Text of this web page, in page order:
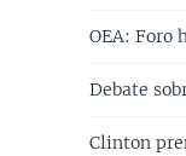
OEA: Foro
Debate
Clinton